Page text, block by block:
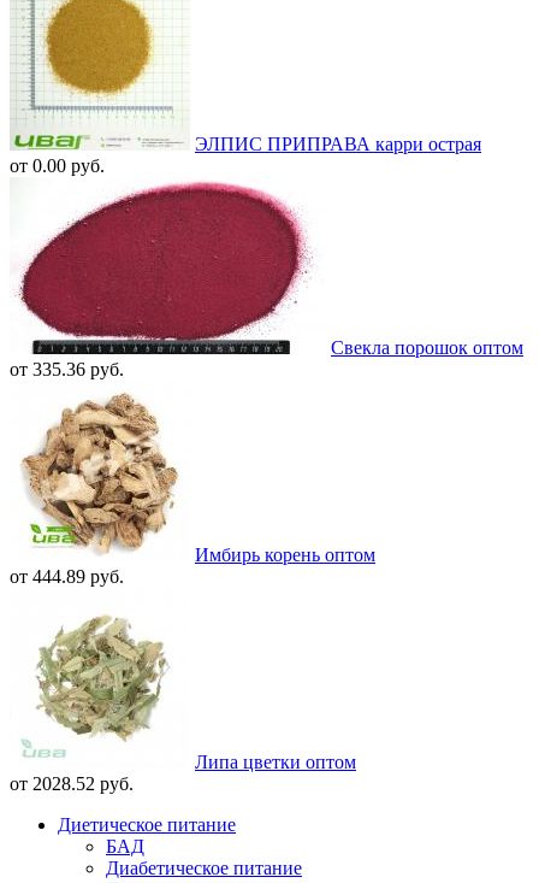
ЭЛПИС ПРИПРАВА карри острая
от 0.00 руб.
Свекла порошок оптом
от 335.36 руб.
Имбирь корень оптом
от 444.89 руб.
Липа цветки оптом
от 2028.52 руб.
Диетическое питание
БАД
Диабетическое питание